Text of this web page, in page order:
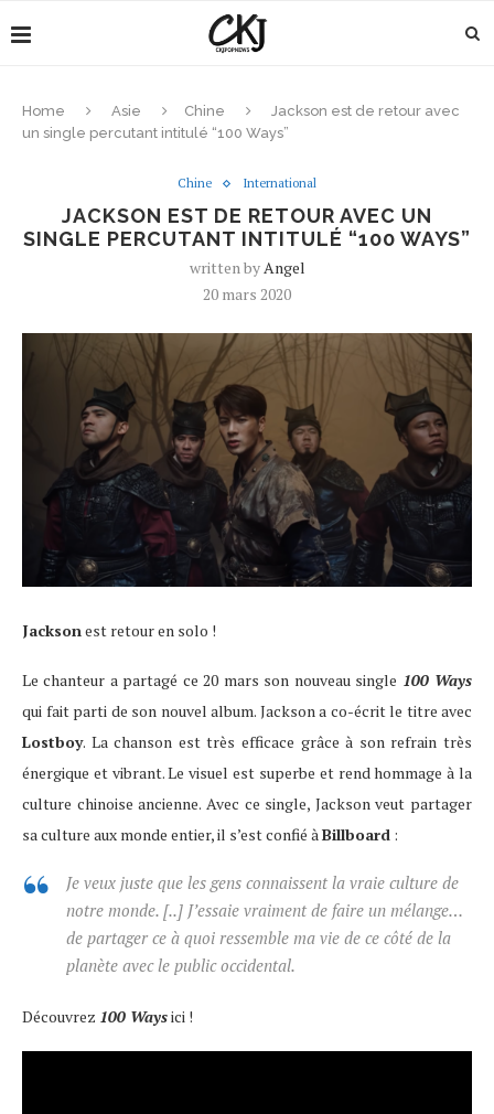
Home Asie Chine
Jackson est de retour avec
un single percutant intitulé “100 Ways”
Chine International
JACKSON EST DE RETOUR AVEC UN
SINGLE PERCUTANT INTITULÉ “100 WAYS”
written byAngel
20 mars 2020
Jackson est retour en solo !
Le chanteur a partagé ce 20 mars son nouveau single 100 Ways
qui fait parti de son nouvel album. Jackson a co-écrit le titre avec
Lostboy. La chanson est très efficace grâce à son refrain très
énergique et vibrant. Le visuel est superbe et rend hommage à la
culture chinoise ancienne. Avec ce single, Jackson veut partager
sa culture aux monde entier, il s’est confié à Billboard :
Je veux juste que les gens connaissent la vraie culture de
notre monde. [..] J’essaie vraiment de faire un mélange…
de partager ce à quoi ressemble ma vie de ce côté de la
planète avec le public occidental.
Découvrez 100 Waysici !